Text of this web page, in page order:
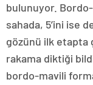
bulunuyor.
sahada, 5’ini ise
gözünü ilk etapta
rakama diktiği
bordo-mavili